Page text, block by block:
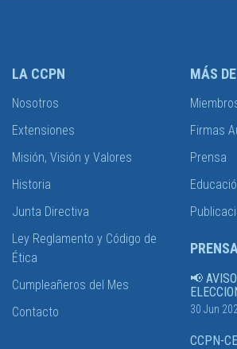
LA CCPN
Nosotros
Extensiones
Misión, Visión y Valores
Historia
Junta Directiva
Ley Reglamento y Código de
Ética
Cumpleañeros del Mes
Contacto
MÁS
Firmas
Prensa
PRENSA
📢
30 Jun
CCPN-